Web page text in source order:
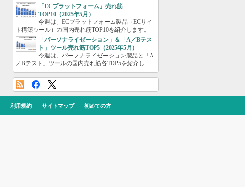
「ECプラットフォーム」売れ筋
TOP10（2025年5月）
今週は、ECプラットフォーム製品（ECサイ
ト構築ツール）の国内売れ筋TOP10を紹介します。
「パーソナライゼーション」＆「A／Bテス
ト」ツール売れ筋TOP5（2025年5月）
今週は、パーソナライゼーション製品と「A
／Bテスト」ツールの国内売れ筋各TOP5を紹介し...
利用規約 サイトマップ 初めての方